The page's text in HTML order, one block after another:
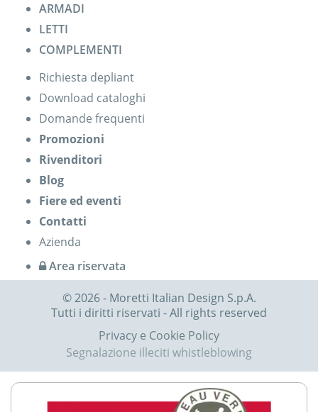
ARMADI
LETTI
COMPLEMENTI
Richiesta depliant
Download cataloghi
Domande frequenti
Promozioni
Rivenditori
Blog
Fiere ed eventi
Contatti
Azienda
Area riservata
© 2026 - Moretti Italian Design S.p.A.
Tutti i diritti riservati - All rights reserved
Privacy e Cookie Policy
Segnalazione illeciti whistleblowing